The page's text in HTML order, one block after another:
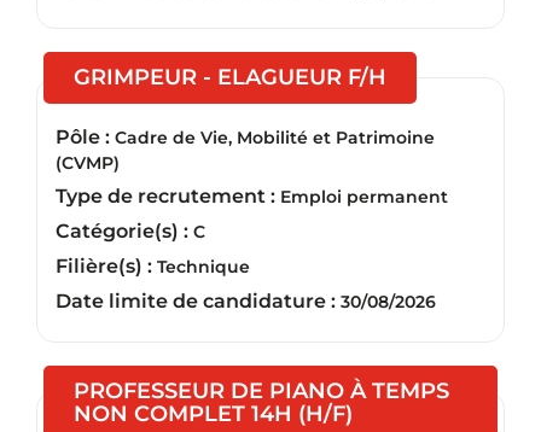
GRIMPEUR - ELAGUEUR F/H
Pôle : Cadre de Vie, Mobilité et Patrimoine
(CVMP)
Type de recrutement : Emploi permanent
Catégorie(s) : C
Filière(s) : Technique
Date limite de candidature : 30/08/2026
PROFESSEUR DE PIANO À TEMPS
NON COMPLET 14H (H/F)